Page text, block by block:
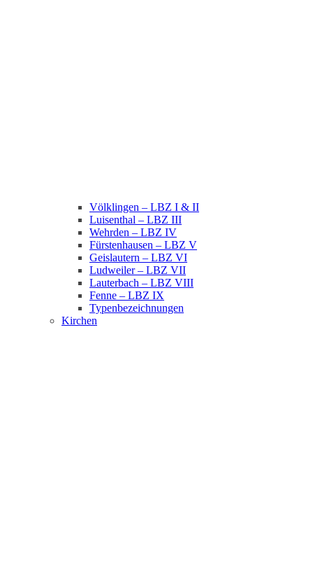
Völklingen – LBZ I & II
Luisenthal – LBZ III
Wehrden – LBZ IV
Fürstenhausen – LBZ V
Geislautern – LBZ VI
Ludweiler – LBZ VII
Lauterbach – LBZ VIII
Fenne – LBZ IX
Typenbezeichnungen
Kirchen